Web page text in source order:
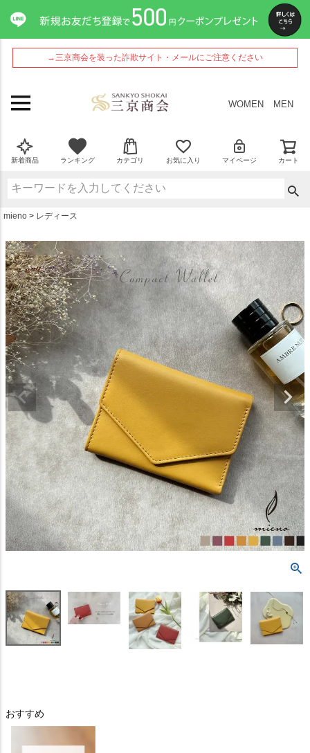
→三京商会を装った詐欺サイト・メールにご注意ください
WOMEN MEN
新着商品 ランキング カテゴリ お気に入り マイページ カート
mieno レディース
おすすめ
ペー
ジト
ップ
へ